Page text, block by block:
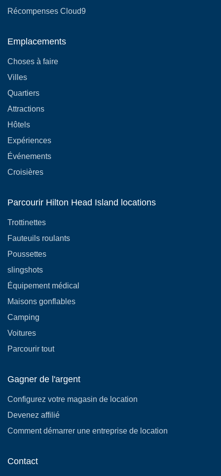
Récompenses Cloud9
Emplacements
Choses à faire
Villes
Quartiers
Attractions
Hôtels
Expériences
Événements
Croisières
Parcourir Hilton Head Island locations
Trottinettes
Fauteuils roulants
Poussettes
slingshots
Équipement médical
Maisons gonflables
Camping
Voitures
Parcourir tout
Gagner de l'argent
Configurez votre magasin de location
Devenez affilié
Comment démarrer une entreprise de location
Contact